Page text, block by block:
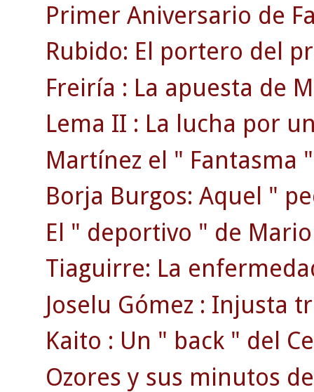
Primer Aniversario de
Rubido: El portero del
Freiría : La apuesta de
Lema II : La lucha por
Martínez el " Fantasma
Borja Burgos: Aquel "
El " deportivo " de
Tiaguirre: La
Joselu Gómez : Injusta
Kaito : Un " back " del
Ozores y sus minutos